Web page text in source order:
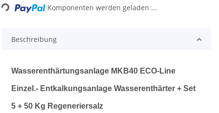
Komponenten werden geladen ...
Beschreibung
Wasserenthärtungsanlage MKB40 ECO-Line
Einzel.- Entkalkungsanlage Wasserenthärter + Set
5 + 50 Kg Regeneriersalz